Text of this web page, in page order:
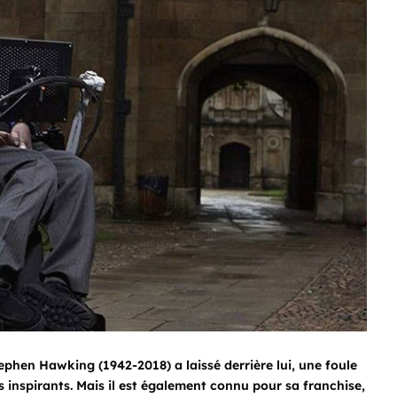
Hawking (1942-2018) a laissé derrière lui, une foule
inspirants. Mais il est également connu pour sa franchise,